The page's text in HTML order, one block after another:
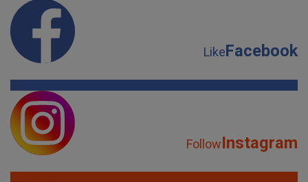
LikeFacebook
FollowInstagram